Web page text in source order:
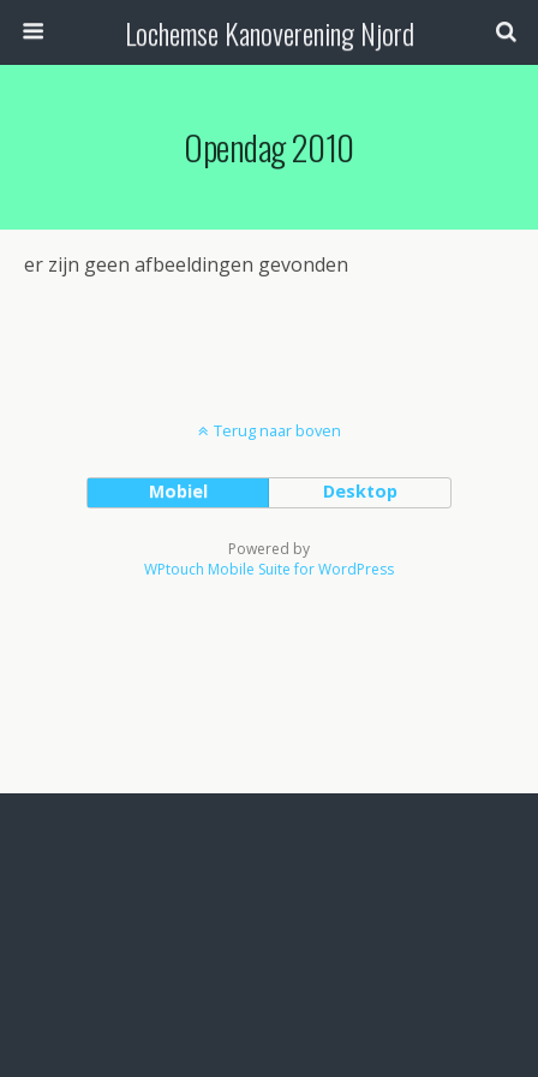
Lochemse Kanoverening Njord
Opendag 2010
er zijn geen afbeeldingen gevonden
Terug naar boven
Mobiel Desktop
Powered by
WPtouch Mobile Suite for WordPress